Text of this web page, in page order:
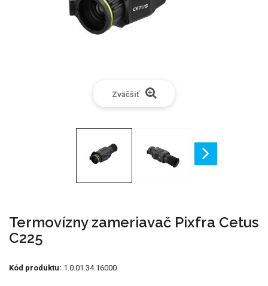
Zväčšiť
Termovízny zameriavač Pixfra Cetus
C225
Kód produktu: 1.0.01.34.16000